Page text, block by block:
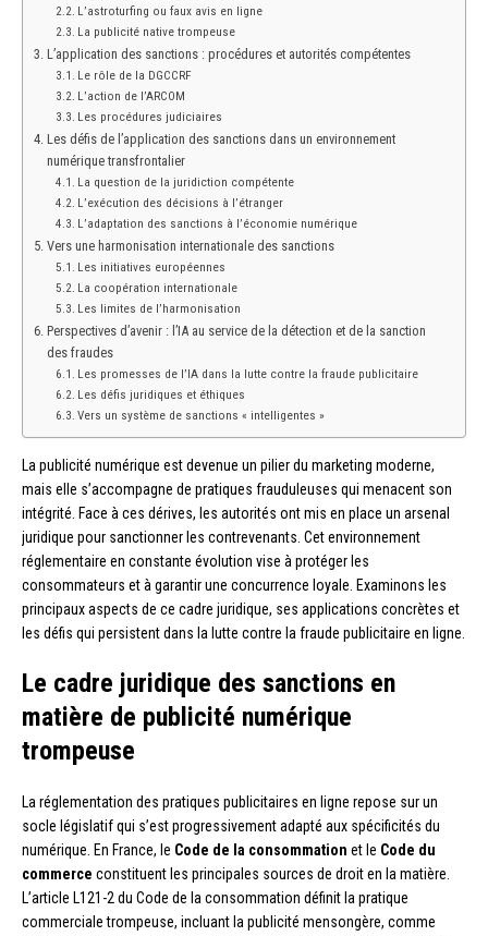
L’astroturfing ou faux avis en ligne
La publicité native trompeuse
L’application des sanctions : procédures et autorités compétentes
Le rôle de la DGCCRF
L’action de l’ARCOM
Les procédures judiciaires
Les défis de l’application des sanctions dans un environnement
numérique transfrontalier
La question de la juridiction compétente
L’exécution des décisions à l’étranger
L’adaptation des sanctions à l’économie numérique
Vers une harmonisation internationale des sanctions
Les initiatives européennes
La coopération internationale
Les limites de l’harmonisation
Perspectives d’avenir : l’IA au service de la détection et de la sanction
des fraudes
Les promesses de l’IA dans la lutte contre la fraude publicitaire
Les défis juridiques et éthiques
Vers un système de sanctions « intelligentes »
La publicité numérique est devenue un pilier du marketing moderne,
mais elle s’accompagne de pratiques frauduleuses qui menacent son
intégrité. Face à ces dérives, les autorités ont mis en place un arsenal
juridique pour sanctionner les contrevenants. Cet environnement
réglementaire en constante évolution vise à protéger les
consommateurs et à garantir une concurrence loyale. Examinons les
principaux aspects de ce cadre juridique, ses applications concrètes et
les défis qui persistent dans la lutte contre la fraude publicitaire en ligne.
Le cadre juridique des sanctions en
matière de publicité numérique
trompeuse
La réglementation des pratiques publicitaires en ligne repose sur un
socle législatif qui s’est progressivement adapté aux spécificités du
numérique. En France, le Code de la consommation et le Code du
commerce constituent les principales sources de droit en la matière.
L’article L121-2 du Code de la consommation définit la pratique
commerciale trompeuse, incluant la publicité mensongère, comme